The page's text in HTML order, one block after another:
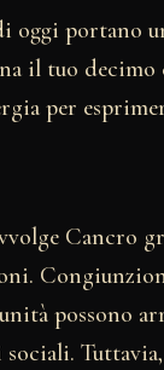
oggi portano
il tuo decimo
per
Cancro
possono